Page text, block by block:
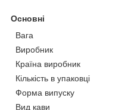
Основні
Вага
Виробник
Країна виробник
Кількість в упаковці
Форма випуску
Вид кави